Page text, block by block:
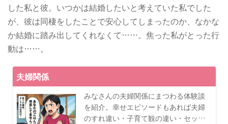
した私と彼。いつかは結婚したいと考えていた私でした
が、彼は同棲をしたことで安心してしまったのか、なかな
か結婚に踏み出してくれなくて……。焦った私がとった行
動は……。
夫婦関係
みなさんの夫婦関係にまつわる体験談
を紹介。幸せエピソードもあれば夫婦
のすれ違い・子育て観の違い・セッ…